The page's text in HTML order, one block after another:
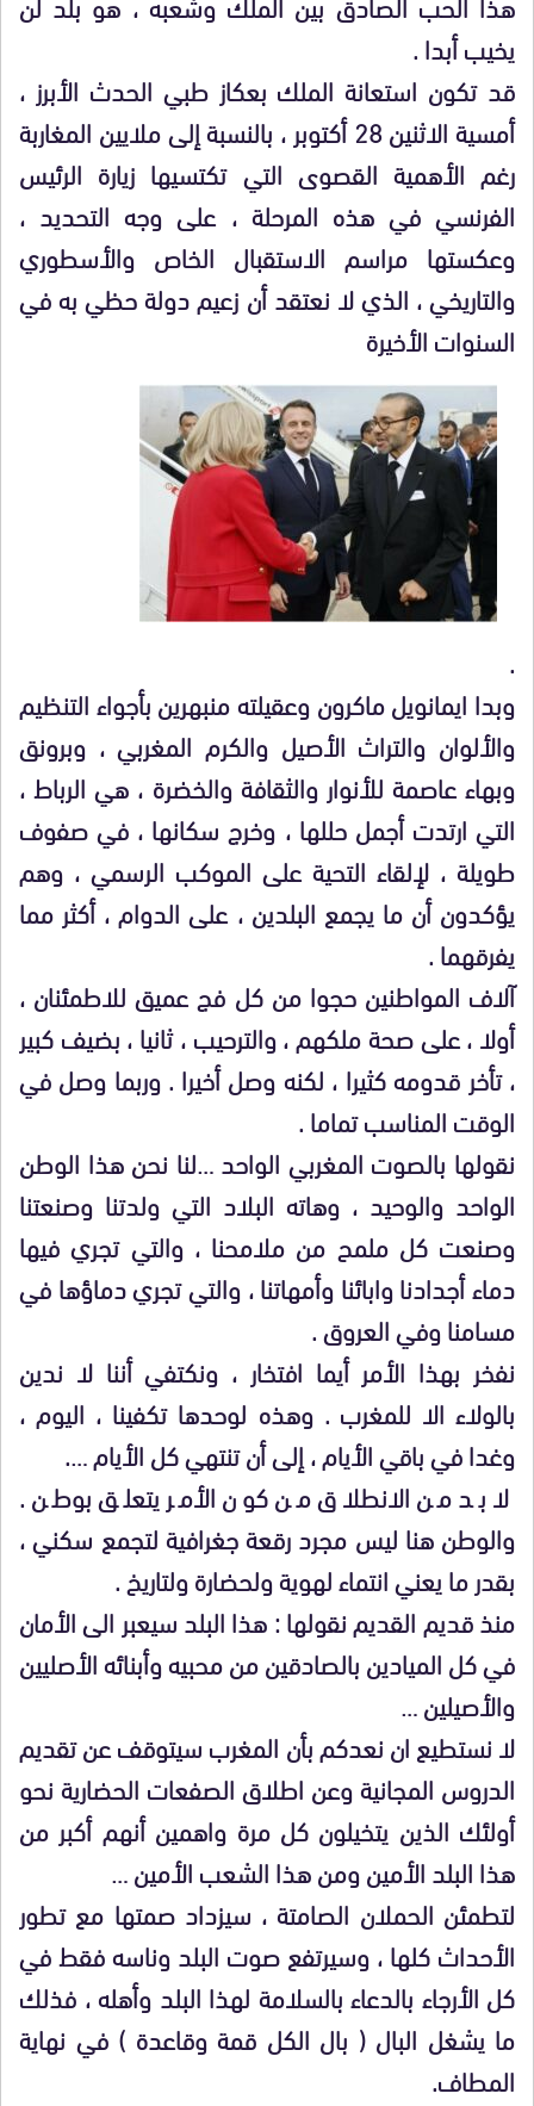
يخيب أبدا .
قد تكون استعانة الملك بعكاز طبي الحدث الأبرز ،
أمسية الاثنين 28 أكتوبر ، بالنسبة إلى ملايين المغاربة
رغم الأهمية القصوى التي تكتسيها زيارة الرئيس
الفرنسي في هذه المرحلة ، على وجه التحديد ،
وعكستها مراسم الاستقبال الخاص والأسطوري
والتاريخي ، الذي لا نعتقد أن زعيم دولة حظي به في
السنوات الأخيرة
.
وبدا ايمانويل ماكرون وعقيلته منبهرين بأجواء التنظيم
والألوان والتراث الأصيل والكرم المغربي ، وبرونق
وبهاء عاصمة للأنوار والثقافة والخضرة ، هي الرباط ،
التي ارتدت أجمل حللها ، وخرج سكانها ، في صفوف
طويلة ، لإلقاء التحية على الموكب الرسمي ، وهم
يؤكدون أن ما يجمع البلدين ، على الدوام ، أكثر مما
يفرقهما .
آلاف المواطنين حجوا من كل فج عميق للاطمئنان ،
أولا ، على صحة ملكهم ، والترحيب ، ثانيا ، بضيف كبير
، تأخر قدومه كثيرا ، لكنه وصل أخيرا . وربما وصل في
الوقت المناسب تماما .
نقولها بالصوت المغربي الواحد …لنا نحن هذا الوطن
الواحد والوحيد ، وهاته البلاد التي ولدتنا وصنعتنا
وصنعت كل ملمح من ملامحنا ، والتي تجري فيها
دماء أجدادنا وابائنا وأمهاتنا ، والتي تجري دماؤها في
مسامنا وفي العروق .
نفخر بهذا الأمر أيما افتخار ، ونكتفي أننا لا ندين
بالولاء الا للمغرب . وهذه لوحدها تكفينا ، اليوم ،
وغدا في باقي الأيام ، إلى أن تنتهي كل الأيام ….
لا بد من الانطلاق من كون الأمر يتعلق بوطن .
والوطن هنا ليس مجرد رقعة جغرافية لتجمع سكني ،
بقدر ما يعني انتماء لهوية ولحضارة ولتاريخ .
منذ قديم القديم نقولها : هذا البلد سيعبر الى الأمان
في كل الميادين بالصادقين من محبيه وأبنائه الأصليين
والأصيلين …
لا نستطيع ان نعدكم بأن المغرب سيتوقف عن تقديم
الدروس المجانية وعن اطلاق الصفعات الحضارية نحو
أولئك الذين يتخيلون كل مرة واهمين أنهم أكبر من
هذا البلد الأمين ومن هذا الشعب الأمين …
لتطمئن الحملان الصامتة ، سيزداد صمتها مع تطور
الأحداث كلها ، وسيرتفع صوت البلد وناسه فقط في
كل الأرجاء بالدعاء بالسلامة لهذا البلد وأهله ، فذلك
ما يشغل البال ( بال الكل قمة وقاعدة ) في نهاية
المطاف.